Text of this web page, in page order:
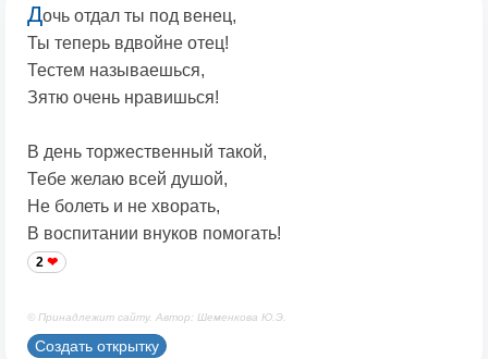
Дочь отдал ты под венец,
Ты теперь вдвойне отец!
Тестем называешься,
Зятю очень нравишься!
В день торжественный такой,
Тебе желаю всей душой,
Не болеть и не хворать,
В воспитании внуков помогать!
2
© Принадлежит сайту. Автор: Шеменкова Ю.Э.
Создать открытку